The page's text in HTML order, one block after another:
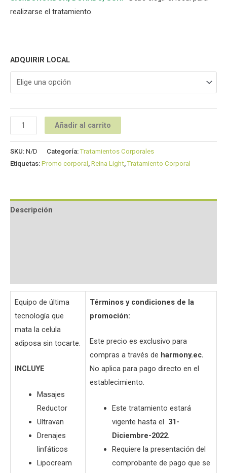
realizarse el tratamiento.
ADQUIRIR LOCAL
Añadir al carrito
SKU: N/D Categoría:Tratamientos Corporales
Etiquetas: Promo corporal Reina Light ,Tratamiento Corporal
Descripción
Equipo de última
tecnología que
mata la celula
adiposa sin tocarte.
INCLUYE
Masajes
Reductor
Ultravan
Drenajes
linfáticos
Lipocream
Términos y condiciones de la
promoción:
Este precio es exclusivo para
compras a través de harmony.ec.
No aplica para pago directo en el
establecimiento.
Este tratamiento estará
vigente hasta el 31-
Diciembre-2022.
Requiere la presentación del
comprobante de pago que se